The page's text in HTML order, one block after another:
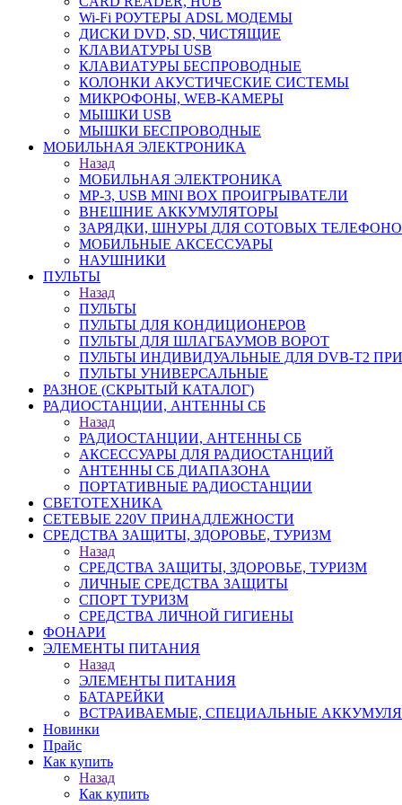
Wi-Fi РОУТЕРЫ ADSL МОДЕМЫ
ДИСКИ DVD, SD, ЧИСТЯЩИЕ
КЛАВИАТУРЫ USB
КЛАВИАТУРЫ БЕСПРОВОДНЫЕ
КОЛОНКИ АКУСТИЧЕСКИЕ СИСТЕМЫ
МИКРОФОНЫ, WEB-КАМЕРЫ
МЫШКИ USB
МЫШКИ БЕСПРОВОДНЫЕ
МОБИЛЬНАЯ ЭЛЕКТРОНИКА
Назад
МОБИЛЬНАЯ ЭЛЕКТРОНИКА
MP-3, USB MINI BOX ПРОИГРЫВАТЕЛИ
ВНЕШНИЕ АККУМУЛЯТОРЫ
ЗАРЯДКИ, ШНУРЫ ДЛЯ СОТОВЫХ
МОБИЛЬНЫЕ АКСЕССУАРЫ
НАУШНИКИ
ПУЛЬТЫ
Назад
ПУЛЬТЫ
ПУЛЬТЫ ДЛЯ КОНДИЦИОНЕРОВ
ПУЛЬТЫ ДЛЯ ШЛАГБАУМОВ ВОРОТ
ПУЛЬТЫ ИНДИВИДУАЛЬНЫЕ ДЛЯ DVB-T2
ПУЛЬТЫ УНИВЕРСАЛЬНЫЕ
РАЗНОЕ (СКРЫТЫЙ КАТАЛОГ)
РАДИОСТАНЦИИ, АНТЕННЫ CБ
Назад
РАДИОСТАНЦИИ, АНТЕННЫ CБ
АКСЕССУАРЫ ДЛЯ РАДИОСТАНЦИЙ
АНТЕННЫ CБ ДИАПАЗОНА
ПОРТАТИВНЫЕ РАДИОСТАНЦИИ
СВЕТОТЕХНИКА
СЕТЕВЫЕ 220V ПРИНАДЛЕЖНОСТИ
СРЕДСТВА ЗАЩИТЫ, ЗДОРОВЬЕ, ТУРИЗМ
Назад
СРЕДСТВА ЗАЩИТЫ, ЗДОРОВЬЕ, ТУРИЗМ
ЛИЧНЫЕ СРЕДСТВА ЗАЩИТЫ
СПОРТ ТУРИЗМ
СРЕДСТВА ЛИЧНОЙ ГИГИЕНЫ
ФОНАРИ
ЭЛЕМЕНТЫ ПИТАНИЯ
Назад
ЭЛЕМЕНТЫ ПИТАНИЯ
БАТАРЕЙКИ
ВСТРАИВАЕМЫЕ, СПЕЦИАЛЬНЫЕ
Новинки
Прайс
Как купить
Назад
Как купить